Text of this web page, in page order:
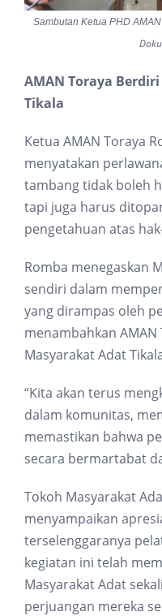
Sambutan Ketua PHD AMAN
AMAN Toraya
Tikala
Ketua AMAN Toraya
menyatakan
tambang tidak boleh
tapi juga harus
pengetahuan atas
Romba menegaskan
sendiri dalam
yang dirampas oleh
menambahkan
Masyarakat Adat
“Kita akan terus
dalam komunitas,
memastikan bahwa
secara bermartabat
Tokoh Masyarakat
menyampaikan
terselenggaranya
kegiatan ini telah
Masyarakat Adat
perjuangan mereka